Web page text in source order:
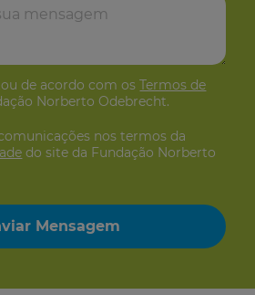
de acordo com osTermos de
Norberto Odebrecht.
nos termos da
do site da Fundação Norberto